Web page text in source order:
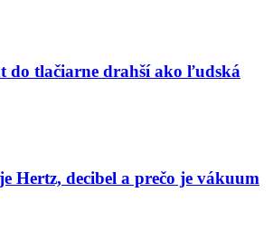
do tlačiarne drahší ako ľudská
Hertz, decibel a prečo je vákuum